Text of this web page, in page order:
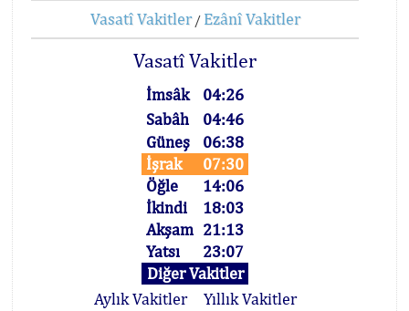
Vasatî Vakitler/ Ezânî Vakitler
Vasatî Vakitler
İmsâk
04:26
Sabâh
04:46
Güneş
06:38
İşrak
07:30
Öğle
14:06
İkindi
18:03
Akşam 21:13
Yatsı
23:07
Diğer Vakitler
Aylık Vakitler
Yıllık Vakitler